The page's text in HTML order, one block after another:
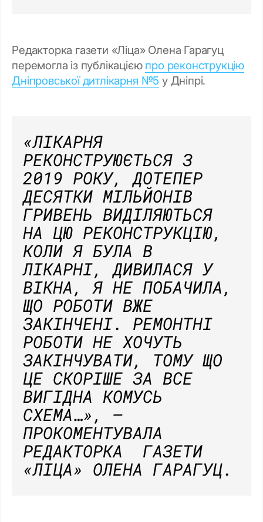
Редакторка газети «Ліца» Олена Гарагуц
перемогла із публікацією про реконструкцію
Дніпровської дитлікарня №5 у Дніпрі.
«ЛІКАРНЯ
РЕКОНСТРУЮЄТЬСЯ З
2019 РОКУ, ДОТЕПЕР
ДЕСЯТКИ МІЛЬЙОНІВ
ГРИВЕНЬ ВИДІЛЯЮТЬСЯ
НА ЦЮ РЕКОНСТРУКЦІЮ,
КОЛИ Я БУЛА В
ЛІКАРНІ, ДИВИЛАСЯ У
ВІКНА, Я НЕ ПОБАЧИЛА,
ЩО РОБОТИ ВЖЕ
ЗАКІНЧЕНІ. РЕМОНТНІ
РОБОТИ НЕ ХОЧУТЬ
ЗАКІНЧУВАТИ, ТОМУ ЩО
ЦЕ СКОРІШЕ ЗА ВСЕ
ВИГІДНА КОМУСЬ
СХЕМА…», –
ПРОКОМЕНТУВАЛА
РЕДАКТОРКА ГАЗЕТИ
«ЛІЦА» ОЛЕНА ГАРАГУЦ.